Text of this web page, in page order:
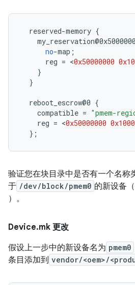
reserved-memory {
no-map ;
reg = <0x50000000
}
}
reboot_escrow@0 {
compatible = "pmem-
reg = <0x50000000
};
验证您在块目录中是否有一个名称
于 /dev/block/pmem0 的新设备
）。
Device.mk 更改
假设上一步中的新设备名为 pmem0
条目添加到 vendor/<oem>/